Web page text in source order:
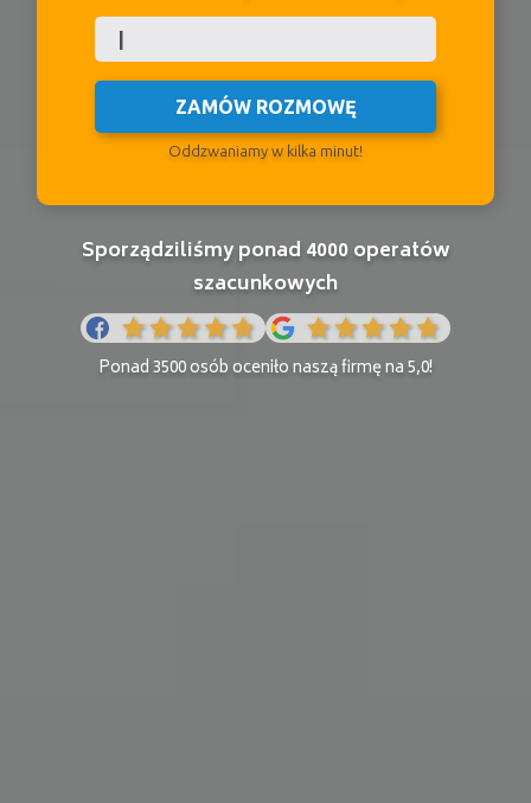
ZAMÓW ROZMOWĘ
Oddzwaniamy w kilka minut!
Sporządziliśmy ponad 4000 operatów
szacunkowych
Ponad 3500 osób oceniło naszą firmę na 5,0!